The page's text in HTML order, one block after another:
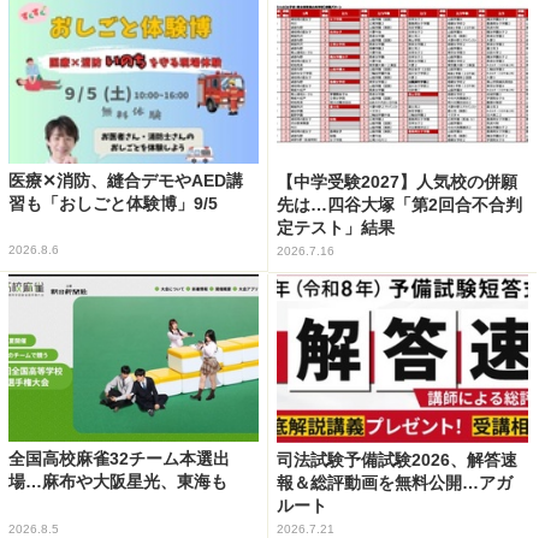
医療✕消防、縫合デモやAED講
習も「おしごと体験博」9/5
2026.8.6
【中学受験2027】人気校の併願
先は…四谷大塚「第2回合不合判
定テスト」結果
2026.7.16
全国高校麻雀32チーム本選出
場…麻布や大阪星光、東海も
2026.8.5
司法試験予備試験2026、解答速
報＆総評動画を無料公開…アガ
ルート
2026.7.21